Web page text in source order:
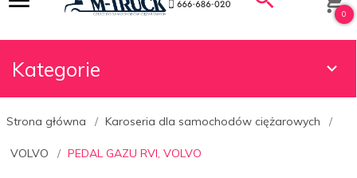
0
Kategorie
Strona główna Karoseria dla samochodów ciężarowych
VOLVO PEDAL GAZU RVI, VOLVO